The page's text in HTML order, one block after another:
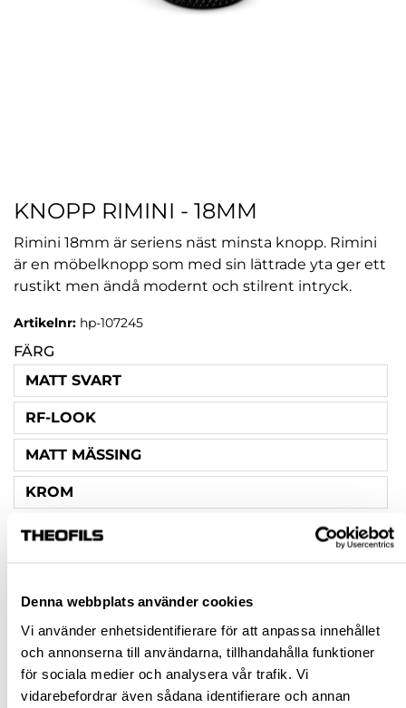
Denna webbplats använder cookies
Vi använder enhetsidentifierare för att anpassa innehållet
och annonserna till användarna, tillhandahålla funktioner
för sociala medier och analysera vår trafik. Vi
vidarebefordrar även sådana identifierare och annan
KNOPP RIMINI - 18MM
Rimini 18mm är seriens näst minsta knopp. Rimini
är en möbelknopp som med sin lättrade yta ger ett
rustikt men ändå modernt och stilrent intryck.
Artikelnr: hp-107245
FÄRG
MATT SVART
RF-LOOK
MATT MÄSSING
KROM
HÖJD (MM)
SKRUV INGÅR
1ST M4X22 & 1ST M4X25